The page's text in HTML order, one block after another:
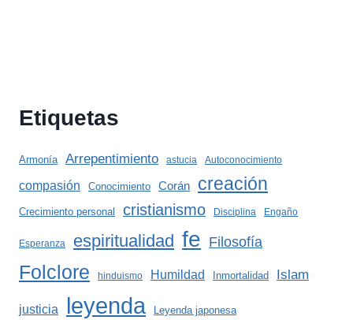
Etiquetas
Armonía Arrepentimiento astucia Autoconocimiento
compasión Conocimiento Corán creación
Crecimiento personal cristianismo Disciplina Engaño
Esperanza espiritualidad fe Filosofía
Folclore hinduismo Humildad Inmortalidad Islam
justicia leyenda Leyenda japonesa